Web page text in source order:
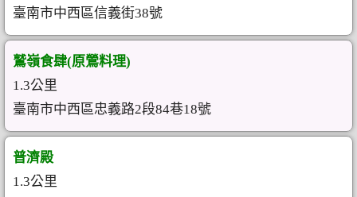
臺南市中西區信義街38號
鷲嶺食肆(原鶯料理)
1.3公里
臺南市中西區忠義路2段84巷18號
普濟殿
1.3公里